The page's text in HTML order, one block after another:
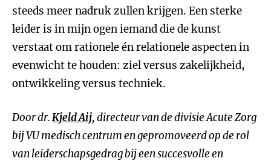
steeds meer nadruk zullen krijgen. Een sterke
leider is in mijn ogen iemand die de kunst
verstaat om rationele én relationele aspecten in
evenwicht te houden: ziel versus zakelijkheid,
ontwikkeling versus techniek.
Door dr.Kjeld Aij, directeur van de divisie Acute Zorg
bij VU medisch centrum en gepromoveerd op de rol
van leiderschapsgedrag bij een succesvolle en